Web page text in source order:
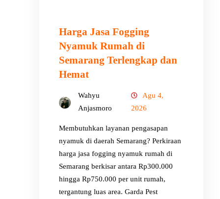
Harga Jasa Fogging
Nyamuk Rumah di
Semarang Terlengkap dan
Hemat
Wahyu
Anjasmoro
Agu 4,
2026
Membutuhkan layanan pengasapan
nyamuk di daerah Semarang? Perkiraan
harga jasa fogging nyamuk rumah di
Semarang berkisar antara Rp300.000
hingga Rp750.000 per unit rumah,
tergantung luas area. Garda Pest